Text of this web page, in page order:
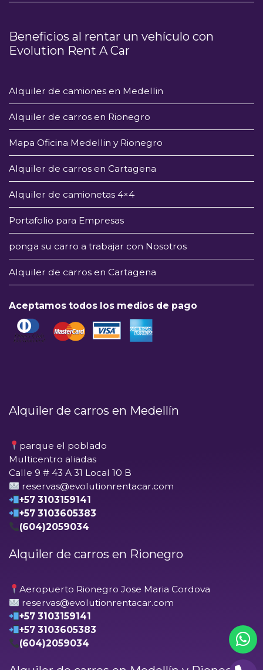
Beneficios al rentar un vehículo con
Evolution Rent A Car
Alquiler de camiones en Medellin
Alquiler de carros en Rionegro
Mapa Oficina Medellin y Rionegro
Alquiler de carros en Cartagena
Alquiler de camionetas 4×4
Portafolio para Empresas
ponga su carro a trabajar con Nosotros
Alquiler de carros en Cartagena
Aceptamos todos los medios de pago
Alquiler de carros en Medellín
parque el poblado
Multicentro aliadas
Calle 9 # 43 A 31 Local 10 B
reservas@evolutionrentacar.com
+57 3103159141
+57 3103605383
(604)2059034
Alquiler de carros en Rionegro
Aeropuerto Rionegro Jose Maria Cordova
reservas@evolutionrentacar.com
+57 3103159141
+57 3103605383
(604)2059034